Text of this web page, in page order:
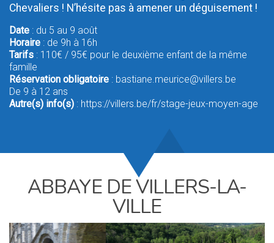
Chevaliers ! N’hésite pas à amener un déguisement !
Date : du 5 au 9 août
Horaire : de 9h à 16h
Tarifs : 110€ / 95€ pour le deuxième enfant de la même
famille
Réservation obligatoire : bastiane.meurice@villers.be
De 9 à 12 ans
Autre(s) info(s) : https://villers.be/fr/stage-jeux-moyen-age
ABBAYE DE VILLERS-LA-
VILLE